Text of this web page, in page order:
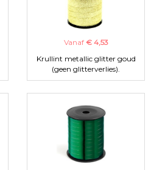
Vanaf € 4,53
Krullint metallic glitter goud
(geen glitterverlies).